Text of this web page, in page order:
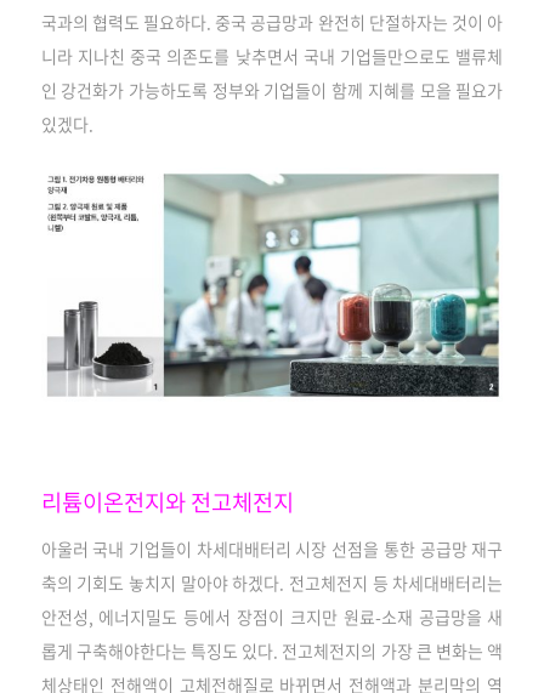
국과의 협력도 필요하다. 중국 공급망과 완전히 단절하자는 것이 아
니라 지나친 중국 의존도를 낮추면서 국내 기업들만으로도 밸류체
인 강건화가 가능하도록 정부와 기업들이 함께 지혜를 모을 필요가
있겠다.
리튬이온전지와 전고체전지
아울러 국내 기업들이 차세대배터리 시장 선점을 통한 공급망 재구
축의 기회도 놓치지 말아야 하겠다. 전고체전지 등 차세대배터리는
안전성, 에너지밀도 등에서 장점이 크지만 원료-소재 공급망을 새
롭게 구축해야한다는 특징도 있다. 전고체전지의 가장 큰 변화는 액
체상태인 전해액이 고체전해질로 바뀌면서 전해액과 분리막의 역